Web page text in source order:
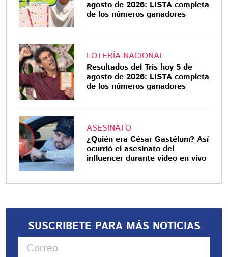
agosto de 2026: LISTA completa
de los números ganadores
LOTERÍA NACIONAL
Resultados del Tris hoy 5 de
agosto de 2026: LISTA completa
de los números ganadores
ASESINATO
¿Quién era César Gastélum? Así
ocurrió el asesinato del
influencer durante video en vivo
SUSCRIBETE PARA MÁS NOTICIAS